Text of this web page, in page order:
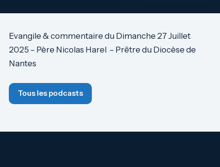
Evangile & commentaire du Dimanche 27 Juillet
2025 – Père Nicolas Harel – Prêtre du Diocèse de
Nantes
Tous les podcasts